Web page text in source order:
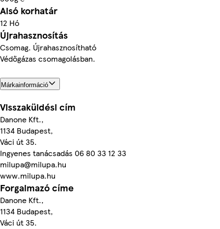
Alsó korhatár
12 Hó
Újrahasznosítás
Csomag. Újrahasznosítható
Védőgázas csomagolásban.
Márkainformáció
Visszaküldési cím
Danone Kft.,
1134 Budapest,
Váci út 35.
Ingyenes tanácsadás 06 80 33 12 33
milupa@milupa.hu
www.milupa.hu
Forgalmazó címe
Danone Kft.,
1134 Budapest,
Váci út 35.